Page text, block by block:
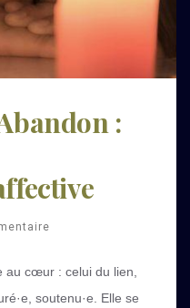
:
au cœur : celui du lien,
soutenu·e. Elle se